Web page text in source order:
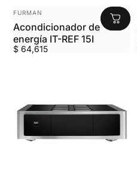
MARCA:
FURMAN
Acondicionador de
energía IT-REF 15I
$ 64,615